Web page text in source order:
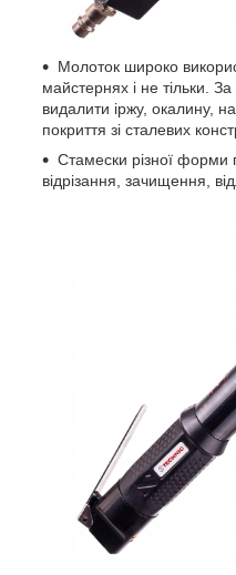
Молоток широко
майстернях і не тільки.
видалити іржу, окалину,
покриття зі сталевих
Стамески різної форми
відрізання, зачищення,